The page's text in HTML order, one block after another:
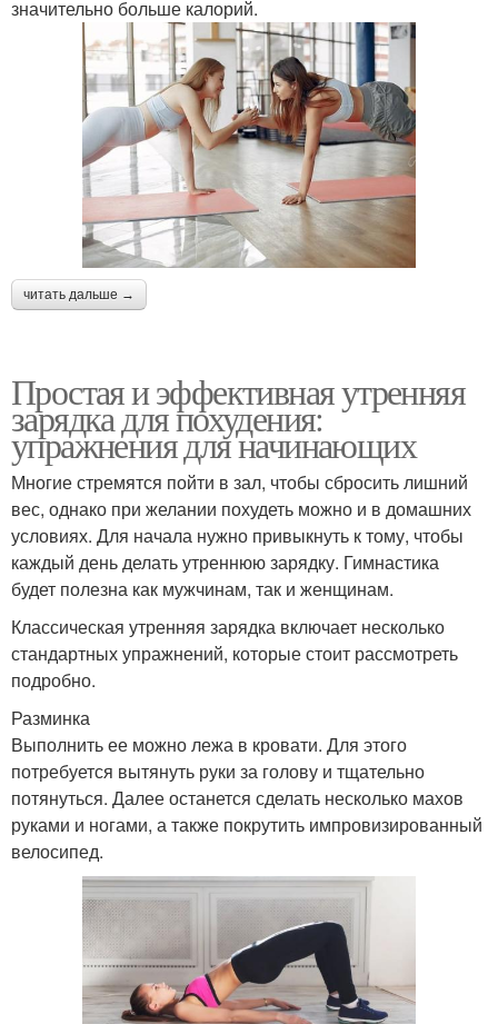
значительно больше калорий.
читать дальше →
Простая и эффективная утренняя
зарядка для похудения:
упражнения для начинающих
Многие стремятся пойти в зал, чтобы сбросить лишний
вес, однако при желании похудеть можно и в домашних
условиях. Для начала нужно привыкнуть к тому, чтобы
каждый день делать утреннюю зарядку. Гимнастика
будет полезна как мужчинам, так и женщинам.
Классическая утренняя зарядка включает несколько
стандартных упражнений, которые стоит рассмотреть
подробно.
Разминка
Выполнить ее можно лежа в кровати. Для этого
потребуется вытянуть руки за голову и тщательно
потянуться. Далее останется сделать несколько махов
руками и ногами, а также покрутить импровизированный
велосипед.